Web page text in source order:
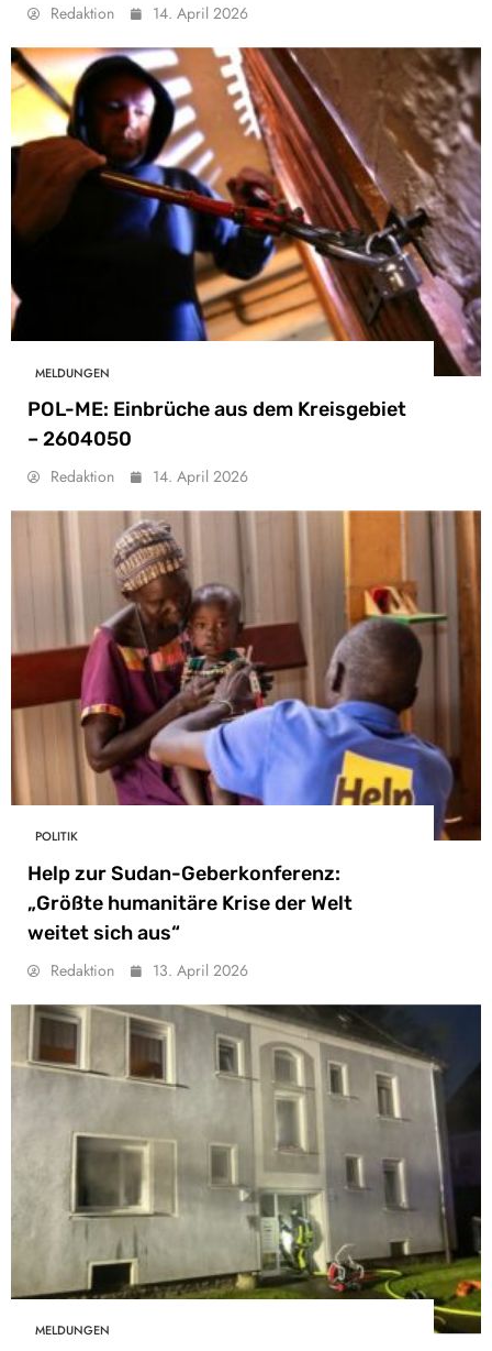
Redaktion 14. April 2026
MELDUNGEN
POL-ME: Einbrüche aus dem Kreisgebiet
– 2604050
Redaktion 14. April 2026
POLITIK
Help zur Sudan-Geberkonferenz:
„Größte humanitäre Krise der Welt
weitet sich aus“
Redaktion 13. April 2026
MELDUNGEN